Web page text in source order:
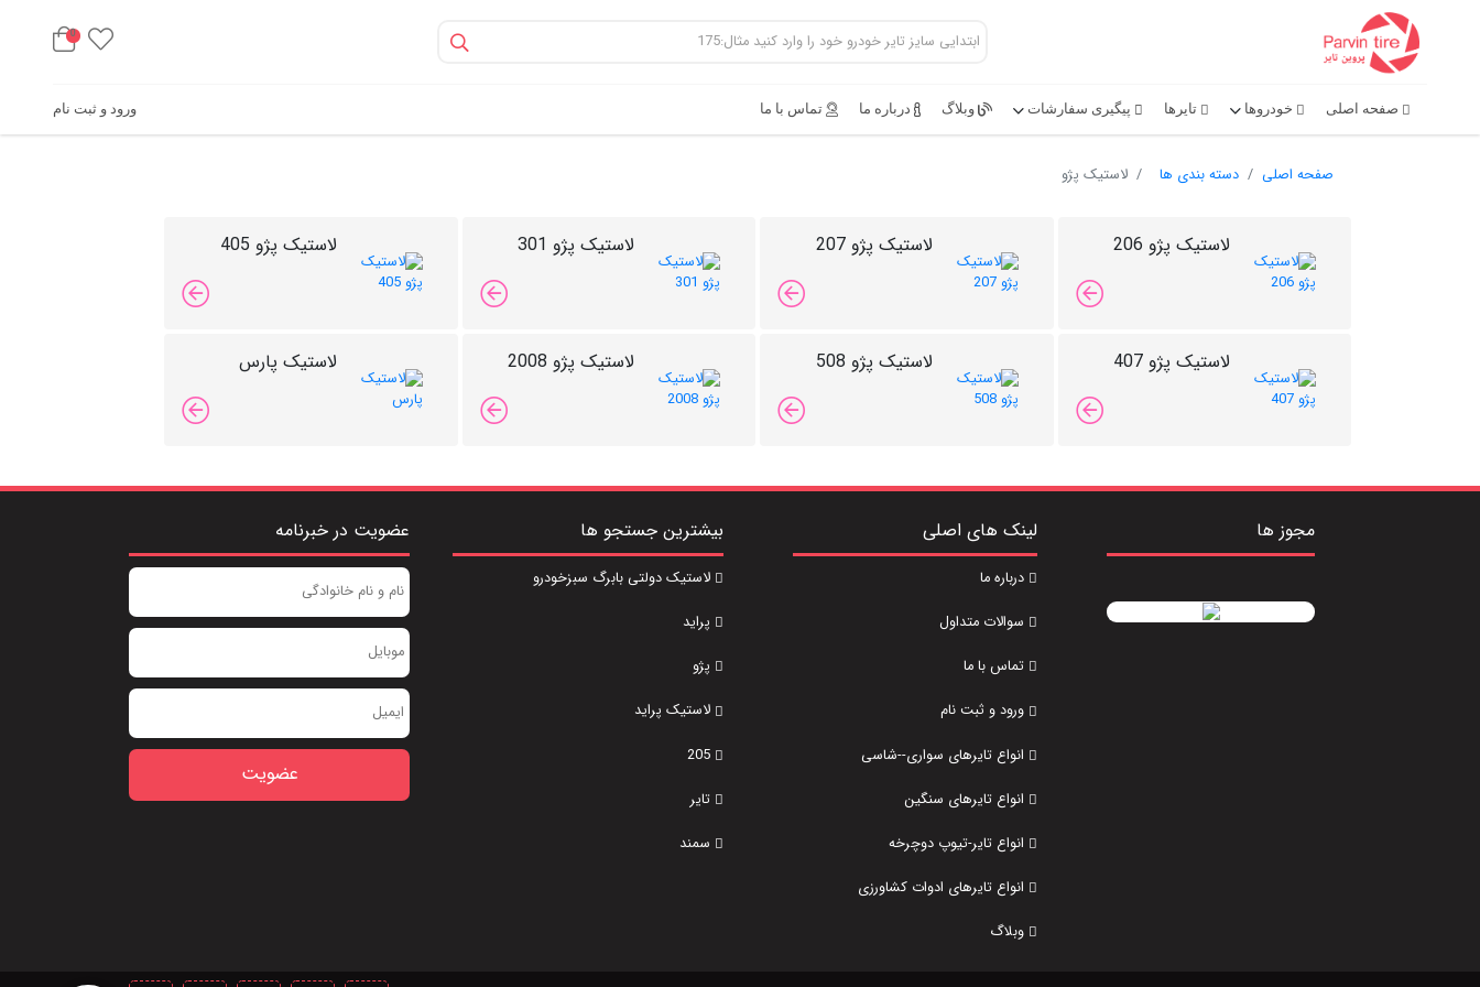
0
صفحه اصلی خودروها تایرها پیگیری سفارشات وبلاگ درباره ما تماس با ما ورود و ثبت نام
صفحه اصلی دسته بندی ها لاستیک پژو
لاستیک پژو 206 لاستیک پژو 207 لاستیک پژو 301 لاستیک پژو 405
لاستیک پژو 407 لاستیک پژو 508 لاستیک پژو 2008 لاستیک پارس
مجوز ها لینک های اصلی
درباره ما
سوالات متداول
تماس با ما
ورود و ثبت نام
انواع تایرهای سواری--شاسی
انواع تایرهای سنگین
انواع تایر-تیوپ دوچرخه
انواع تایرهای ادوات کشاورزی
وبلاگ
بیشترین جستجو ها
لاستیک دولتی بابرگ سبزخودرو
پراید
پژو
لاستیک پراید
205
تایر
سمند
عضویت در خبرنامه
عضویت